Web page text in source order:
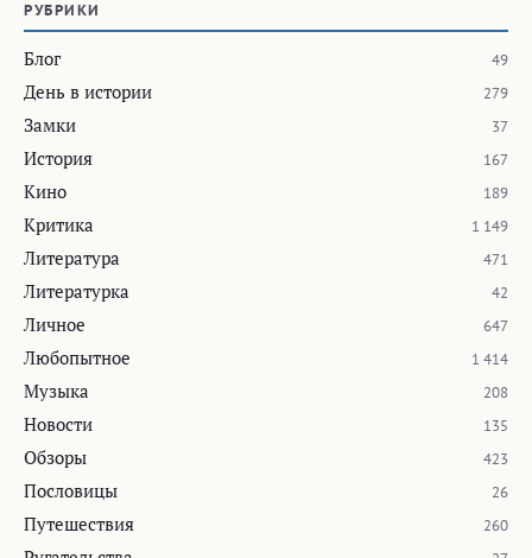
РУБРИКИ
Блог 49
День в истории 279
Замки 37
История 167
Кино 189
Критика 1 149
Литература 471
Литературка 42
Личное 647
Любопытное 1 414
Музыка 208
Новости 135
Обзоры 423
Пословицы 26
Путешествия 260